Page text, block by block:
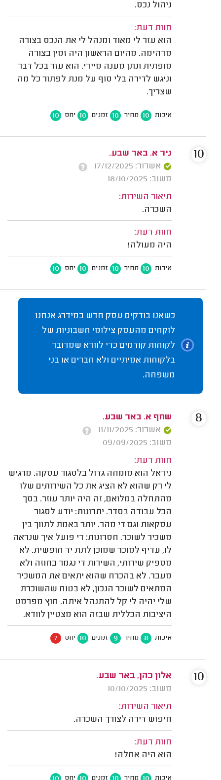
ניהול נכס.
חוות דעת:
הוא עזר לי מאוד ומנהל לי את הנכס בצורה
מדהימה. מהיום הראשון היה זמין בצורה
מופתית ונתן מענה מיידי. הוא עזר בכל דבר
וניגש לדירה בלי סוף על מנת לפתור כל מה
שצריך.
איכות 10 מחיר 10 זמנים 10 יחס 10
ניר א. באר שבע.
אשרור: 17/12/2025
משוב: 18/10/2025
תיאור השירות:
השכרה.
חוות דעת:
היה מעולה!
איכות 10 מחיר 10 זמנים 10 יחס 10
10
כשאנו בודקים עסק חדש במידרג אנחנו
לוקחים מהעסק צילומי חשבוניות של
לקוחות קודמים כדי לוודא שמדובר
בלקוחות אמיתיים ולא חברים או בני
משפחה.
שחף א. באר שבע.
אשרור: 11/11/2025
משוב: 09/09/2025
חוות דעת:
נידאל הוא מומחה גדול בלסגור עסקה. מרגיש
לי רק שהוא לא הציג את כל השירותים שלו
מהתחלה במלואם, זה היה יותר עוזר. בסך
הכל עבודה בסדר. יתרונות: יודע לסגור
עסקאות וגם די מהר. יותר באמת לתווך בין
משכיר לשוכר. חסרונות: די פועל איך שנראה
לו, עדיף למוכר שמוכן לתת יד חופשית. לא
מספיק שירותי, השירות די נגמר בחוזה ולא
מעבר. לא בהכרח שהוא יתאים את המשכיר
המתאים לשוכר הנכון, לא בטוח שהשוכרת
שלי יהיה לי קל להתנהל איתה. חוץ מפרמט
היציבות הכללית שבזה הוא מצטיין לוודא.
איכות 8 מחיר 9 זמנים 10 יחס 7
8
אלון כהן, באר שבע.
משוב: 10/10/2025
תיאור השירות:
חיפוש דירה לצורך השכרה.
חוות דעת:
הוא היה אחלה!
10